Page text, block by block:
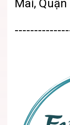
Mai,